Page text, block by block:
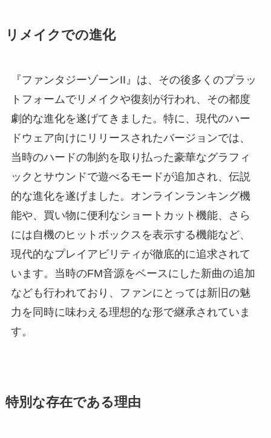
リメイクでの進化
『ファンタジーゾーンII』は、その後多くのプラッ
トフォームでリメイクや復刻が行われ、その都度
劇的な進化を遂げてきました。特に、現代のハー
ドウェア向けにリリースされたバージョンでは、
当時のハードの制約を取り払った豪華なグラフィ
ックとサウンドで遊べるモードが追加され、伝説
的な進化を遂げました。オンラインランキング機
能や、買い物に便利なショートカット機能、さら
には自機のヒットボックスを表示する機能など、
現代的なプレイアビリティが徹底的に追求されて
います。当時のFM音源をベースにした新曲の追加
なども行われており、ファンにとっては新旧の魅
力を同時に味わえる理想的な形で継承されていま
す。
特別な存在である理由